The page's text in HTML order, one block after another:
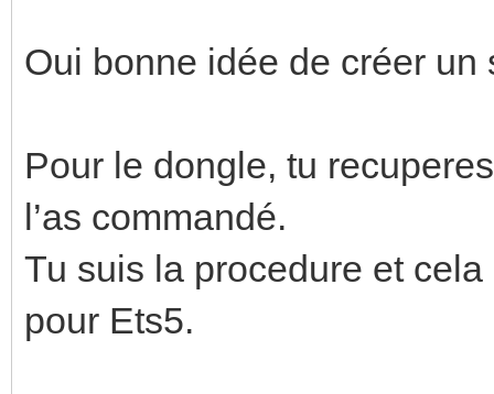
Oui bonne idée de créer
Pour le dongle, tu
l’as commandé.
Tu suis la procedure et
pour Ets5.